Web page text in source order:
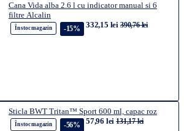
Cana Vida alba 2.6 l cu indicator manual si 6
filtre Alcalin
În stoc magazin -15% 332,15 lei 390,76 lei
Sticla BWT Tritan™ Sport 600 ml, capac roz
În stoc magazin -56% 57,96 lei 131,17 lei